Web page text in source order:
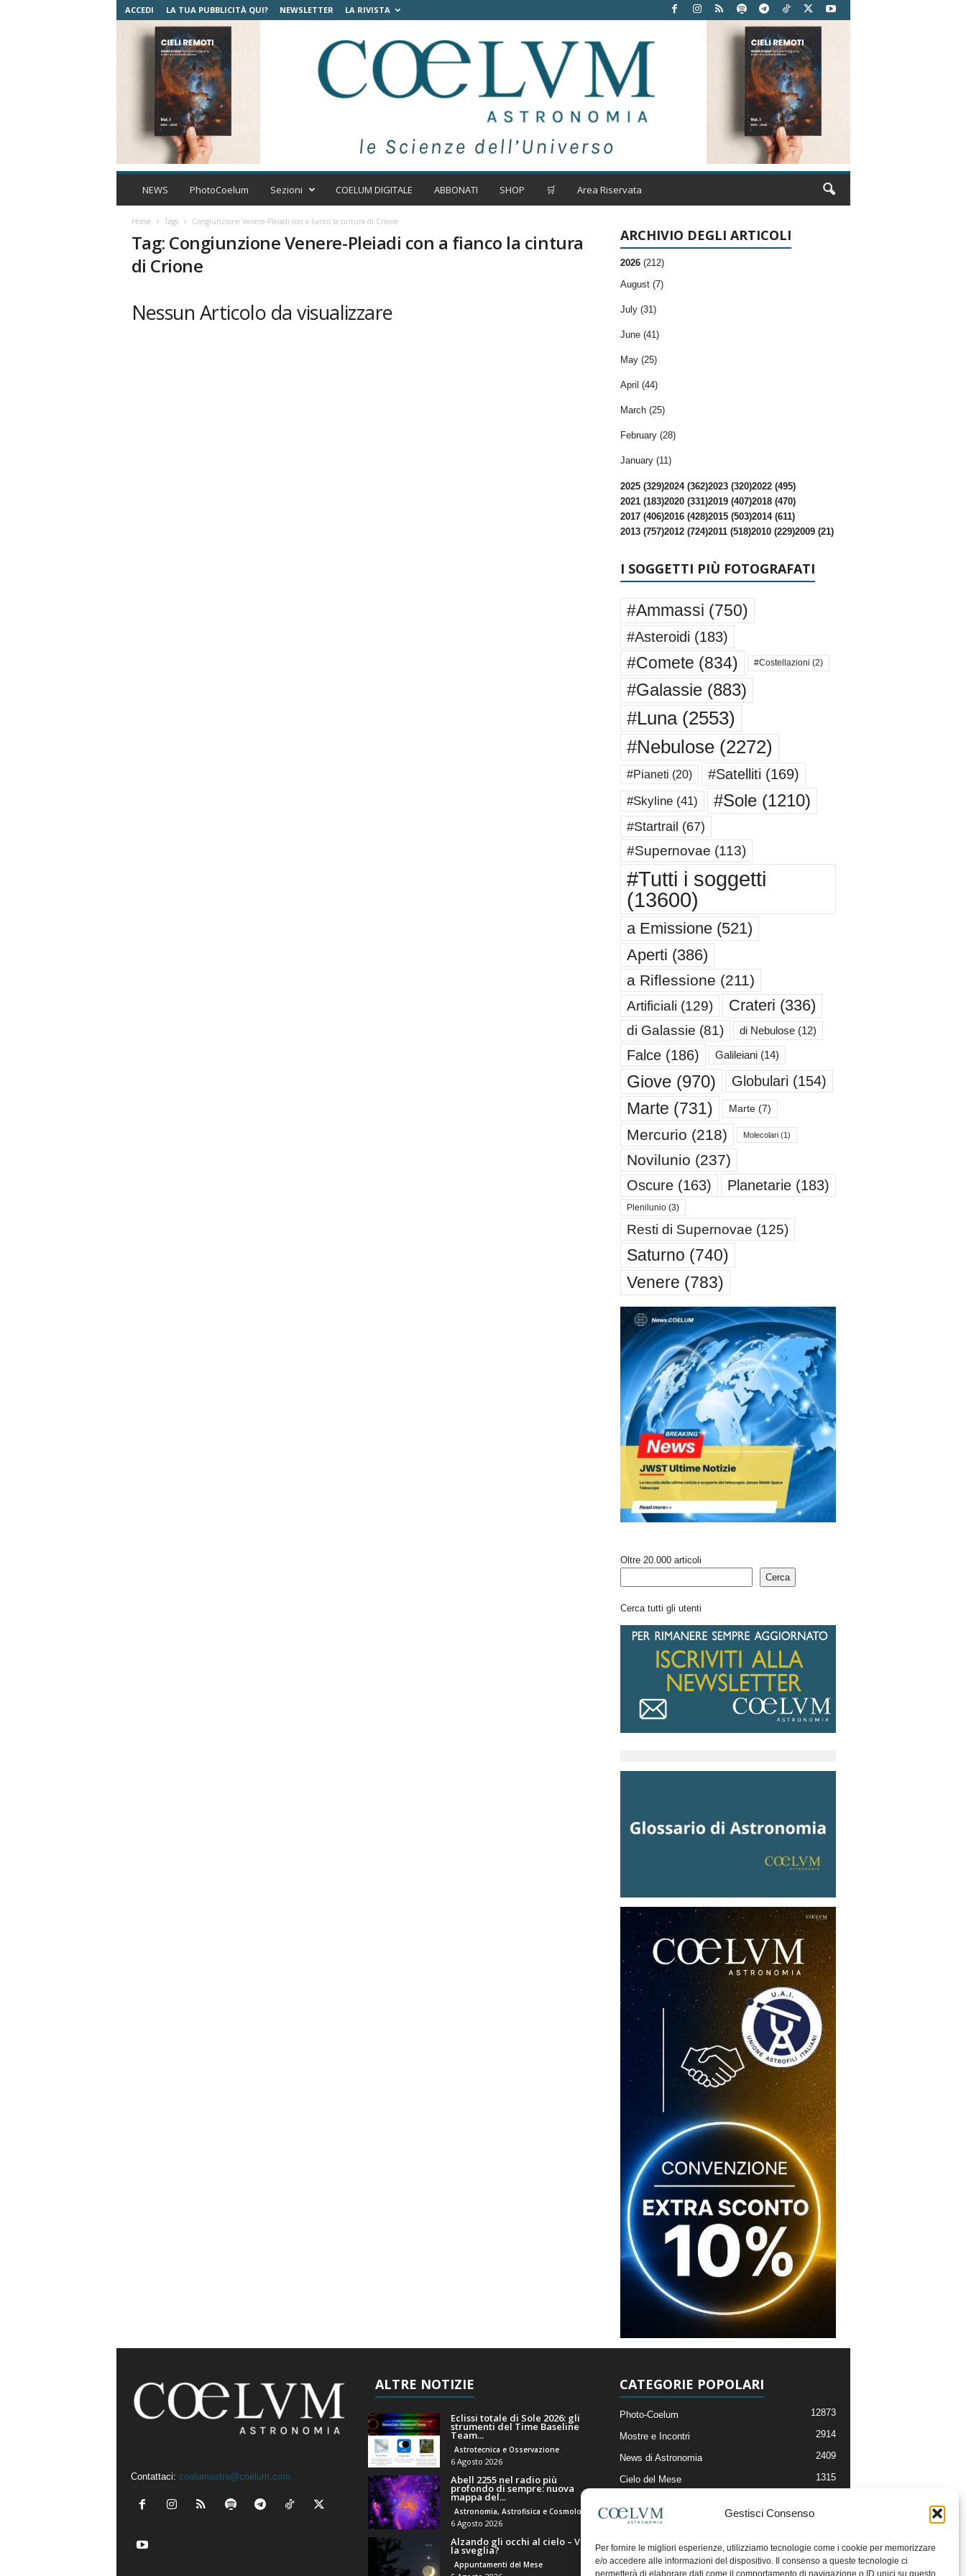
Gestisci Consenso
Per fornire le migliori esperienze, utilizziamo tecnologie come i cookie per memorizzare
e/o accedere alle informazioni del dispositivo. Il consenso a queste tecnologie ci
permetterà di elaborare dati come il comportamento di navigazione o ID unici su questo
ACCEDI LA TUA PUBBLICITÀ QUI? NEWSLETTER LA RIVISTA
C
m
r
o
NEWS PhotoCoelum Sezioni COELUM DIGITALE ABBONATI SHOP 🛒 Area Riservata
Home Tags Congiunzione Venere-Pleiadi con a fianco la cintura di Crione
Tag: Congiunzione Venere-Pleiadi con a fianco la cintura
di Crione
Nessun Articolo da visualizzare
ARCHIVIO DEGLI ARTICOLI
2026 (212)
August (7)
July (31)
June (41)
May (25)
April (44)
March (25)
February (28)
January (11)
2025 (329)2024 (362)2023 (320)2022 (495)
2021 (183)2020 (331)2019 (407)2018 (470)
2017 (406)2016 (428)2015 (503)2014 (611)
2013 (757)2012 (724)2011 (518)2010 (229)2009 (21)
I SOGGETTI PIÙ FOTOGRAFATI
#Ammassi (750)
#Asteroidi (183)
#Comete (834) #Costellazioni (2)
#Galassie(883)
#Luna(2553)
#Nebulose(2272)
#Pianeti (20) #Satelliti (169)
#Skyline(41) #Sole(1210)
#Startrail (67)
#Supernovae (113)
#Tutti i soggetti
(13600)
a Emissione(521)
Aperti (386)
a Riflessione (211)
Artificiali (129) Crateri (336)
di Galassie (81) di Nebulose(12)
Falce(186) Galileiani(14)
Giove(970) Globulari (154)
Marte (731) Marte(7)
Mercurio (218) Molecolari(1)
Novilunio (237)
Oscure(163) Planetarie(183)
Plenilunio(3)
Resti di Supernovae (125)
Saturno (740)
Venere (783)
Oltre 20.000 articoli
Cerca
Cerca tutti gli utenti
Contattaci: coelumastro@coelum.com
ALTRE NOTIZIE
Eclissi totale di Sole 2026: gli
strumenti del Time Baseline
Team...
Astrotecnica e Osservazione
6 Agosto 2026
Abell 2255 nel radio più
profondo di sempre: nuova
mappa del...
Astronomia, Astrofisica e Cosmologia
6 Agosto 2026
Alzando gli occhi al cielo – Vale
la sveglia?
Appuntamenti del Mese
CATEGORIE POPOLARI
Photo-Coelum 12873
Mostre e Incontri 2914
News di Astronomia 2409
Cielo del Mese 1315
Articoli e Risorse On-Line
Il Blog della Redazione